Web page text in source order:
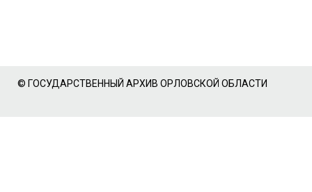
© ГОСУДАРСТВЕННЫЙ АРХИВ ОРЛОВСКОЙ ОБЛАСТИ